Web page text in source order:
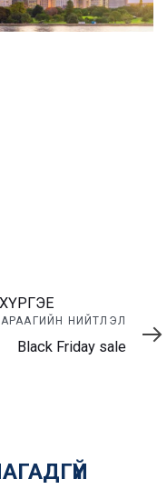
ХҮРГЭЕ
нийтлэл
НИЙТЛЭЛ
Black Friday sale